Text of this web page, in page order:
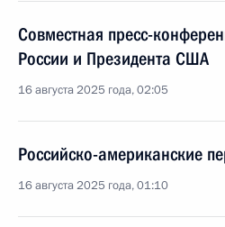
Совместная пресс-
России и Президента США
16 августа 2025 года, 02:05
Российско-американские
16 августа 2025 года, 01:10